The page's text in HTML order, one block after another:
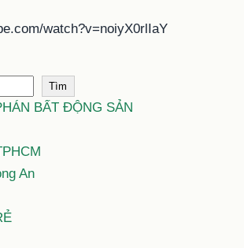
watch?v=noiyX0rlIaY
Tìm
BẤT ĐỘNG SẢN
An